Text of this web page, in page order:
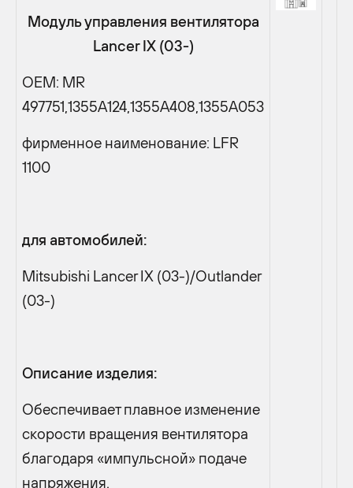
Модуль управления вентилятора
Lancer IX (03-)
OEM: MR
497751,1355A124,1355A408,1355A053
фирменное наименование: LFR
1100
для автомобилей:
Mitsubishi Lancer IX (03-)/Outlander
(03-)
Описание изделия:
Обеспечивает плавное изменение
скорости вращения вентилятора
благодаря «импульсной» подаче
напряжения.